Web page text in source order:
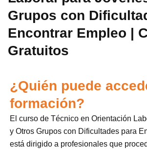
Grupos con
Encontrar Empleo |
Gratuitos
¿Quién puede
formación?
El curso de Técnico en Orientación
y Otros Grupos con Dificultades para
está dirigido a profesionales que